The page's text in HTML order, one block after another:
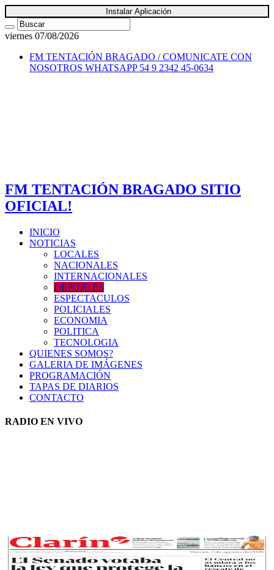
Instalar Aplicación
viernes 07/08/2026
FM TENTACIÓN BRAGADO / COMUNICATE CON
NOSOTROS WHATSAPP 54 9 2342 45-0634
FM TENTACIÓN BRAGADO SITIO
OFICIAL!
INICIO
NOTICIAS
LOCALES
NACIONALES
INTERNACIONALES
DEPORTES
ESPECTACULOS
POLICIALES
ECONOMIA
POLITICA
TECNOLOGIA
QUIENES SOMOS?
GALERIA DE IMÁGENES
PROGRAMACIÓN
TAPAS DE DIARIOS
CONTACTO
RADIO EN VIVO